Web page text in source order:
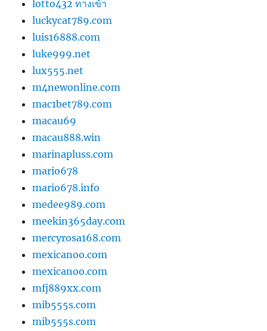
lotto432 ทางเข้า
luckycat789.com
luis16888.com
luke999.net
lux555.net
m4newonline.com
mac1bet789.com
macau69
macau888.win
marinapluss.com
mario678
mario678.info
medee989.com
meekin365day.com
mercyrosa168.com
mexicanoo.com
mexicanoo.com
mfj889xx.com
mib555s.com
mib555s.com